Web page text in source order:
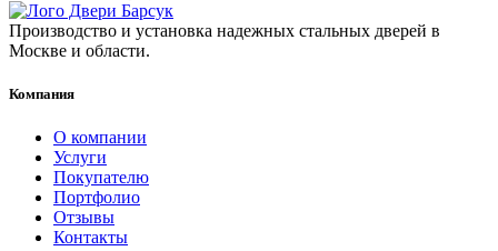
Производство и установка надежных стальных дверей в
Москве и области.
Компания
О компании
Услуги
Покупателю
Портфолио
Отзывы
Контакты